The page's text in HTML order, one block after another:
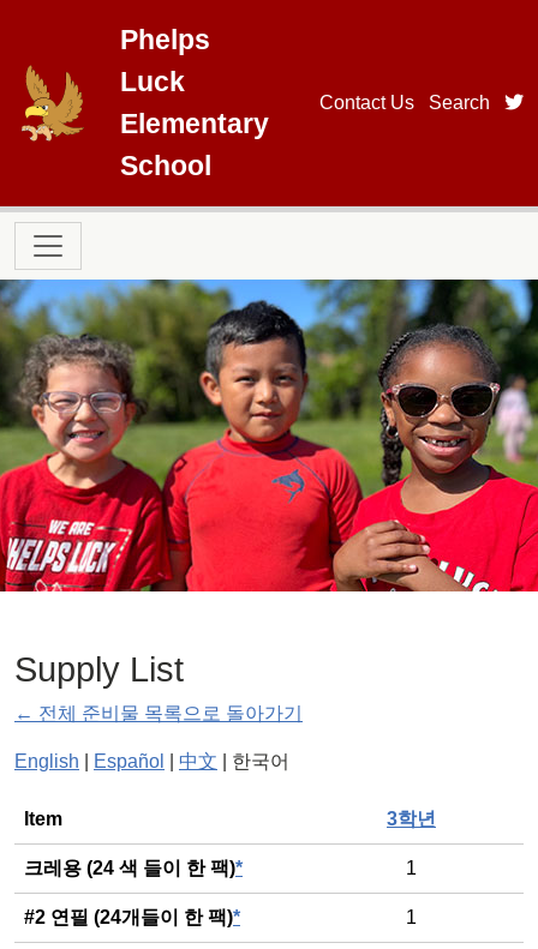
Phelps
Luck
Elementary
School
Contact Us Search
Main navigation
Supply List
← 전체 준비물 목록으로 돌아가기
English Español 中文 | 한국어
General
Item 3학년
크레용 (24 색 들이 한 팩)* 1
#2 연필 (24개들이 한 팩)* 1